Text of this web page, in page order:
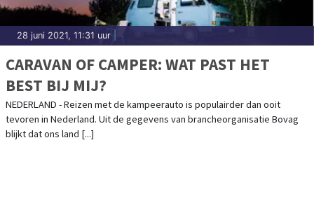
28 juni 2021, 11:31 uur
CARAVAN OF CAMPER: WAT PAST HET
BEST BIJ MIJ?
NEDERLAND - Reizen met de kampeerauto is populairder dan ooit
tevoren in Nederland. Uit de gegevens van brancheorganisatie Bovag
blijkt dat ons land [...]